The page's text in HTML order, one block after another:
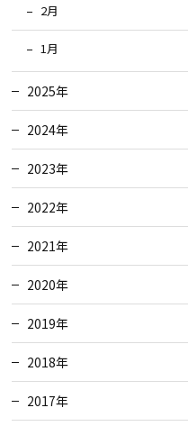
2月
1月
2025年
2024年
2023年
2022年
2021年
2020年
2019年
2018年
2017年